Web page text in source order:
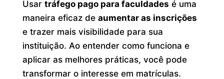
Usar tráfego pago para faculdades é uma
maneira eficaz de aumentar as inscrições
e trazer mais visibilidade para sua
instituição. Ao entender como funciona e
aplicar as melhores práticas, você pode
transformar o interesse em matrículas.